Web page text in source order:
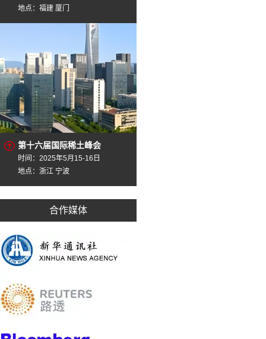
地点：福建 厦门
第十六届国际稀土峰会
时间：2025年5月15-16日
地点：浙江 宁波
合作媒体